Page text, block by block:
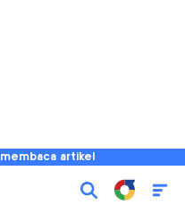
artikel